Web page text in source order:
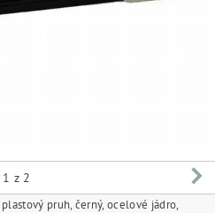
1 z 2
pruh, černý, ocelové jádro,